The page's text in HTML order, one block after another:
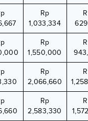
Rp
1,033,334
Rp
1,550,000
Rp
2,066,660
Rp
2,583,330